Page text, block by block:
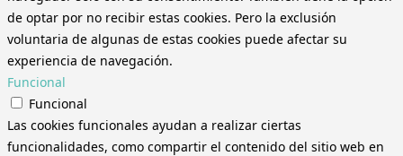
de optar por no recibir estas cookies. Pero la exclusión
voluntaria de algunas de estas cookies puede afectar su
experiencia de navegación.
Funcional
Funcional
Las cookies funcionales ayudan a realizar ciertas
funcionalidades, como compartir el contenido del sitio web en